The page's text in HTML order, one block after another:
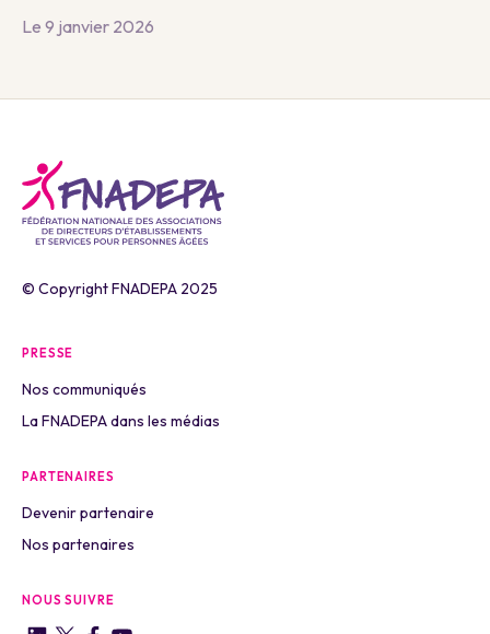
Le 9 janvier 2026
© Copyright FNADEPA 2025
PRESSE
Nos communiqués
La FNADEPA dans les médias
PARTENAIRES
Devenir partenaire
Nos partenaires
NOUS SUIVRE